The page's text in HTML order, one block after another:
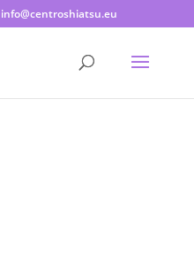
info@centroshiatsu.eu